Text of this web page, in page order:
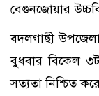
বেগুনজোয়ার
বদলগাছী উপজেলা
বুধবার বিকেল
সত্যতা নিশ্চিত